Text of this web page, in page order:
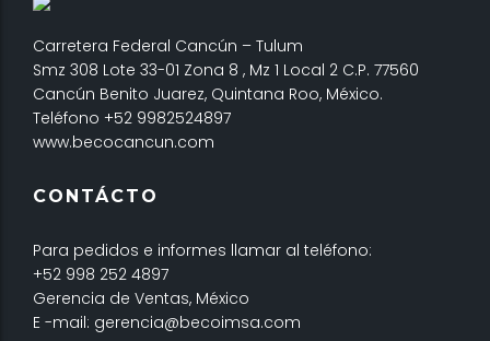
Carretera Federal Cancún – Tulum
Smz 308 Lote 33-01 Zona 8 , Mz 1 Local 2 C.P. 77560
Cancún Benito Juarez, Quintana Roo, México.
Teléfono +52 9982524897
www.becocancun.com
CONTÁCTO
Para pedidos e informes llamar al teléfono:
+52 998 252 4897
Gerencia de Ventas, México
E -mail: gerencia@becoimsa.com